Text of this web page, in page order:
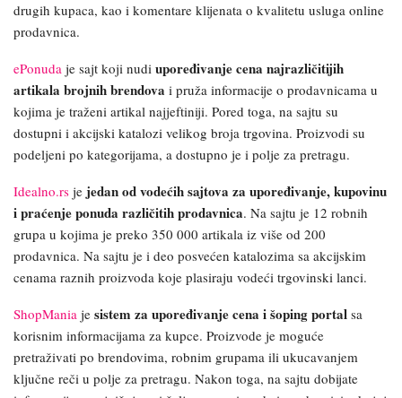
drugih kupaca, kao i komentare klijenata o kvalitetu usluga online
prodavnica.
ePonuda je sajt koji nudi upoređivanje cena najrazličitijih
artikala brojnih brendova i pruža informacije o prodavnicama u
kojima je traženi artikal najjeftiniji. Pored toga, na sajtu su
dostupni i akcijski katalozi velikog broja trgovina. Proizvodi su
podeljeni po kategorijama, a dostupno je i polje za pretragu.
Idealno.rs je jedan od vodećih sajtova za upoređivanje, kupovinu
i praćenje ponuda različitih prodavnica. Na sajtu je 12 robnih
grupa u kojima je preko 350 000 artikala iz više od 200
prodavnica. Na sajtu je i deo posvećen katalozima sa akcijskim
cenama raznih proizvoda koje plasiraju vodeći trgovinski lanci.
ShopMania je sistem za upoređivanje cena i šoping portal sa
korisnim informacijama za kupce. Proizvode je moguće
pretraživati po brendovima, robnim grupama ili ukucavanjem
ključne reči u polje za pretragu. Nakon toga, na sajtu dobijate